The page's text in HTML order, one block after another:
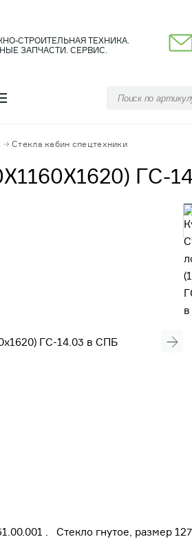
СТРОИТЕЛЬНАЯ ТЕХНИКА.
ЗАПЧАСТИ. СЕРВИС.
Стекла кабин спецтехники
ГС-
. Стекло гнутое, размер